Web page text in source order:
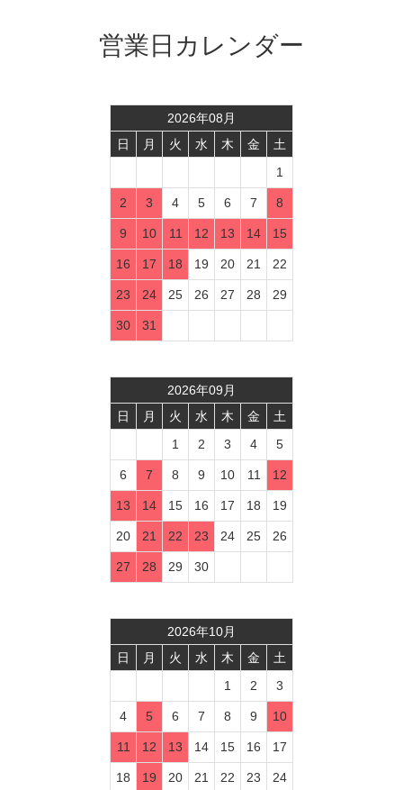
営業日カレンダー
2026年08 月
日
月 火 水 木 金
土
1
2 3 4 5 6 7 8
9 10 11 12 13 14 15
16 17 18 19 20 21 22
23 24 25 26 27 28 29
30 31
2026年09 月
日
月 火 水 木 金
土
1
2 3 4 5
6 7 8 9 10 11 12
13 14 15 16 17 18 19
20 21 22 23 24 25 26
27 28 29 30
2026年10月
日
月 火 水 木 金
土
1
2 3
4 5 6 7 8 9 10
11 12 13 14 15 16 17
18 19 20 21 22 23 24